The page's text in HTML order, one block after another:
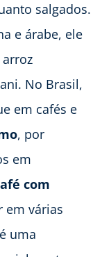
salgados.
e árabe, ele
No Brasil,
em cafés e
, por
em
com
em várias
uma